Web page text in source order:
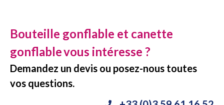
Bouteille gonflable et canette
gonflablevous intéresse ?
Demandez un devis ou posez-nous toutes
vos questions.